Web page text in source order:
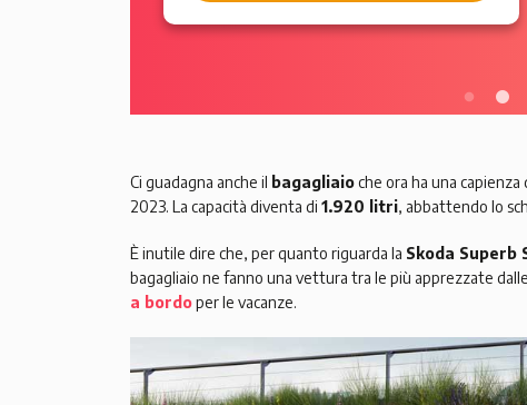
Ci guadagna anche il bagagliaioche ora ha una capienza
2023. La capacità diventa di 1.920 litri, abbattendo lo
È inutile dire che, per quanto riguarda la Skoda Superb
bagagliaio ne fanno una vettura tra le più apprezzate
a bordoper le vacanze.